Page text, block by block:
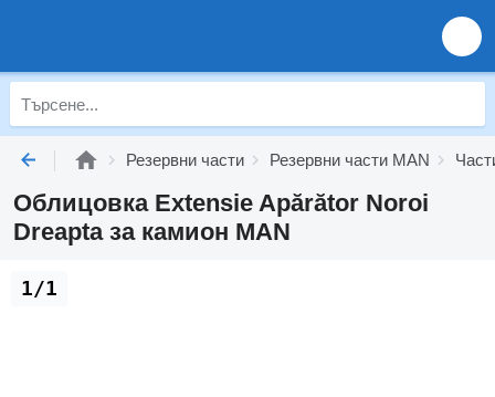
Резервни части Резервни части MAN
Облицовка Extensie Apărător Noroi
Dreapta за камион MAN
1/1